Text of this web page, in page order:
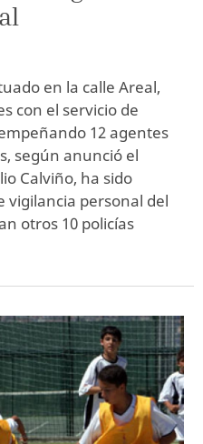
en la calle Areal,
con el servicio de
12 agentes
según anunció el
Calviño, ha sido
vigilancia personal del
otros 10 policías